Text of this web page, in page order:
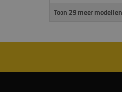
Toon 29 meer modellen